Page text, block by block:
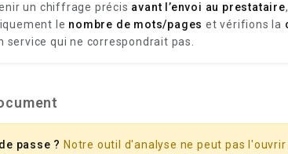
un chiffrage précis avant l’envoi au prestataire
le nombre de mots/pages et vérifions la
service qui ne correspondrait pas.
passe ? Notre outil d'analyse ne peut pas